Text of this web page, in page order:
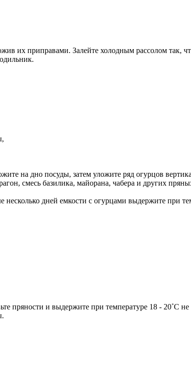
их приправами. Залейте холодным рассолом так,
на дно посуды, затем уложите ряд огурцов
смесь базилика, майорана, чабера и других
дней емкости с огурцами выдержите при
пряности и выдержите при температуре 18 - 20˚С